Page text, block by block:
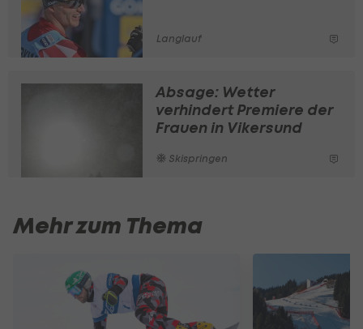
Langlauf
Absage: Wetter
verhindert Premiere der
Frauen in Vikersund
Skispringen
Mehr zum Thema